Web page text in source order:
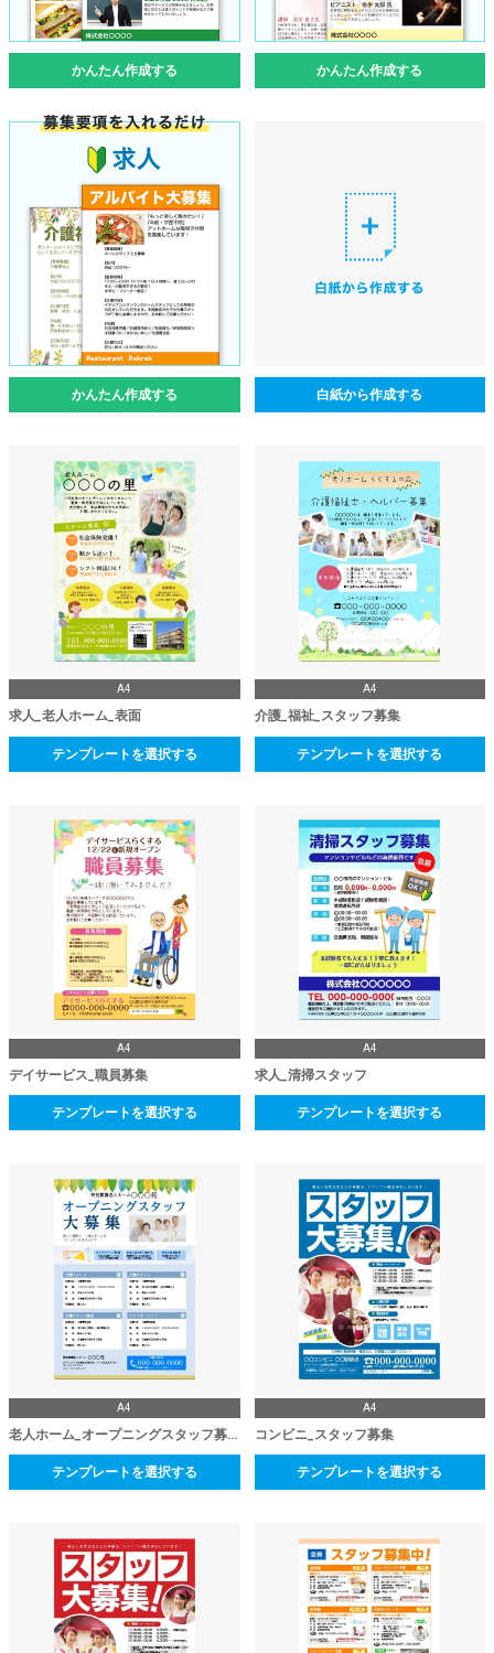
かんたん作成する かんたん作成する
かんたん作成する 白紙から作成する
A4
求人_老人ホーム_表面
テンプレートを選択する
A4
介護_福祉_スタッフ募集
テンプレートを選択する
A4
デイサービス_職員募集
テンプレートを選択する
A4
求人_清掃スタッフ
テンプレートを選択する
A4
老人ホーム_オープニングスタッフ募集
テンプレートを選択する
A4
コンビニ_スタッフ募集
テンプレートを選択する